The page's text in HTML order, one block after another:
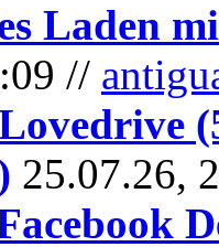
Laden
//
25.07.26,